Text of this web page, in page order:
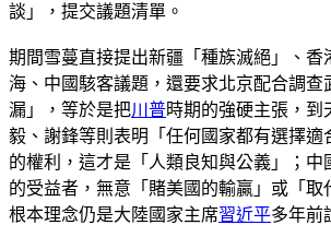
談」，提交議題清單。
期間雪蔓直接提出新疆「種族滅絕」、香
海、中國駭客議題，還要求北京配合調查
漏」，等於是把川普時期的強硬主張，到
毅、謝鋒等則表明「任何國家都有選擇適
的權利，這才是「人類良知與公義」；中
的受益者，無意「賭美國的輸贏」或「取
根本理念仍是大陸國家主席習近平多年前